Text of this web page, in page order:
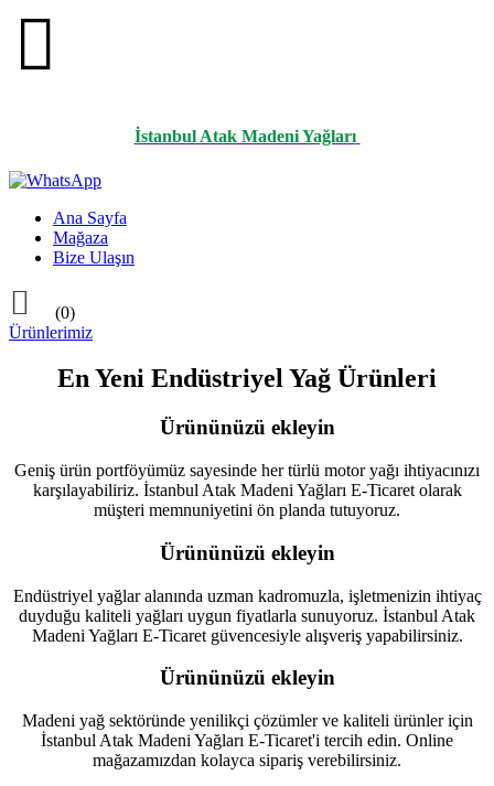

İstanbul Atak Madeni Yağları
Ana Sayfa
Mağaza
Bize Ulaşın

(0)
Ürünlerimiz
En Yeni Endüstriyel Yağ Ürünleri
Ürününüzü ekleyin
Geniş ürün portföyümüz sayesinde her türlü motor yağı ihtiyacınızı
karşılayabiliriz. İstanbul Atak Madeni Yağları E-Ticaret olarak
müşteri memnuniyetini ön planda tutuyoruz.
Ürününüzü ekleyin
Endüstriyel yağlar alanında uzman kadromuzla, işletmenizin ihtiyaç
duyduğu kaliteli yağları uygun fiyatlarla sunuyoruz. İstanbul Atak
Madeni Yağları E-Ticaret güvencesiyle alışveriş yapabilirsiniz.
Ürününüzü ekleyin
Madeni yağ sektöründe yenilikçi çözümler ve kaliteli ürünler için
İstanbul Atak Madeni Yağları E-Ticaret'i tercih edin. Online
mağazamızdan kolayca sipariş verebilirsiniz.